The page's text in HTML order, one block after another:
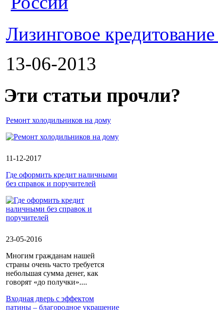
Лизинговое
13-06-2013
Эти статьи прочли?
Ремонт холодильников на дому
11-12-2017
Где оформить кредит наличными
без справок и поручителей
23-05-2016
Многим гражданам нашей
страны очень часто требуется
небольшая сумма денег, как
говорят «до получки»....
Входная дверь с эффектом
патины – благородное украшение